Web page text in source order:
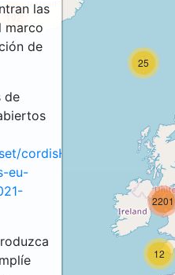
las
marco
de
de
cordisH2020projects.
eu-
25
192
12
2201